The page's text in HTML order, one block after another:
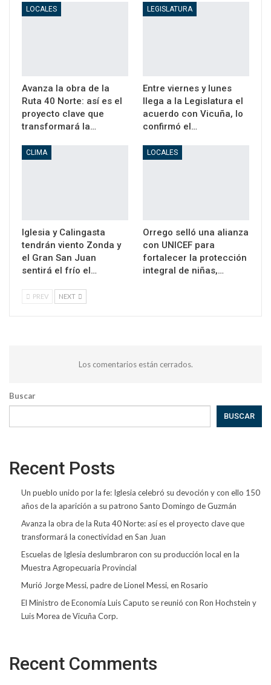
LOCALES
Avanza la obra de la
Ruta 40 Norte: así es el
proyecto clave que
transformará la…
LEGISLATURA
Entre viernes y lunes
llega a la Legislatura el
acuerdo con Vicuña, lo
confirmó el…
CLIMA
Iglesia y Calingasta
tendrán viento Zonda y
el Gran San Juan
sentirá el frío el…
LOCALES
Orrego selló una alianza
con UNICEF para
fortalecer la protección
integral de niñas,…
PREV NEXT
Los comentarios están cerrados.
Buscar
BUSCAR
Recent Posts
Un pueblo unido por la fe: Iglesia celebró su devoción y con ello 150
años de la aparición a su patrono Santo Domingo de Guzmán
Avanza la obra de la Ruta 40 Norte: así es el proyecto clave que
transformará la conectividad en San Juan
Escuelas de Iglesia deslumbraron con su producción local en la
Muestra Agropecuaria Provincial
Murió Jorge Messi, padre de Lionel Messi, en Rosario
El Ministro de Economía Luis Caputo se reunió con Ron Hochstein y
Luis Morea de Vicuña Corp.
Recent Comments